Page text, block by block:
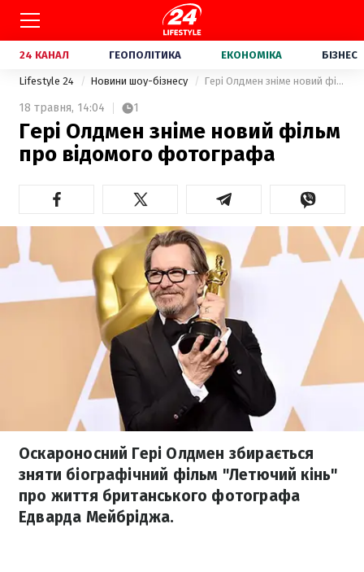
24 КАНАЛ ГЕОПОЛІТИКА ЕКОНОМІКА БІЗНЕС
Lifestyle 24 Новини шоу-бізнесу Гері Олдмен зніме новий фільм про відомого фотографа
18 травня, 14:04 1
Гері Олдмен зніме новий фільм
про відомого фотографа
Оскароносний Гері Олдмен збирається
зняти біографічний фільм "Летючий кінь"
про життя британського фотографа
Едварда Мейбріджа.